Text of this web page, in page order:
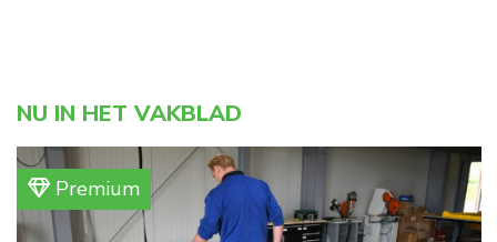
NU IN HET VAKBLAD
Premium